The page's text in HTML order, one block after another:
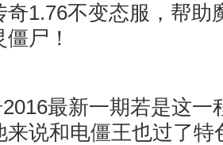
奇1.76不变态服，帮助
尸！
最新一期若是这一
来说和电僵王也过了特